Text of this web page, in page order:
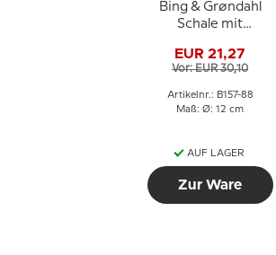
Bing & Grøndahl
Schale mit
157/88
EUR 21,27
Vor: EUR 30,10
Artikelnr.: B157-88
Maß: Ø: 12 cm
AUF LAGER
Zur Ware